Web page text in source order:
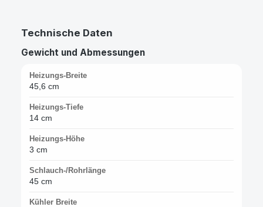
Technische Daten
Gewicht und Abmessungen
Heizungs-Breite
45,6 cm
Heizungs-Tiefe
14 cm
Heizungs-Höhe
3 cm
Schlauch-/Rohrlänge
45 cm
Kühler Breite